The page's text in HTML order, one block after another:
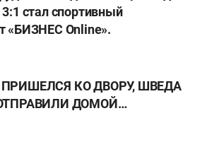
стал спортивный
«БИЗНЕС Оnline».
КО ДВОРУ, ШВЕДА
ДОМОЙ…